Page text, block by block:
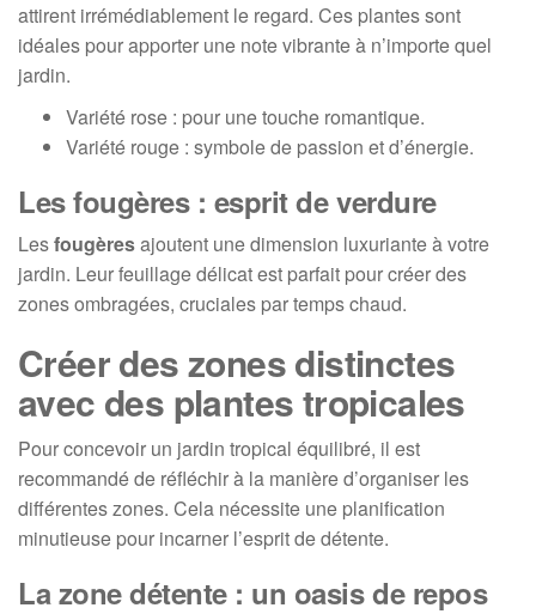
attirent irrémédiablement le regard. Ces plantes sont
idéales pour apporter une note vibrante à n’importe quel
jardin.
Variété rose : pour une touche romantique.
Variété rouge : symbole de passion et d’énergie.
Les fougères : esprit de verdure
Lesfougèresajoutent une dimension luxuriante à votre
jardin. Leur feuillage délicat est parfait pour créer des
zones ombragées, cruciales par temps chaud.
Créer des zones distinctes
avec des plantes tropicales
Pour concevoir un jardin tropical équilibré, il est
recommandé de réfléchir à la manière d’organiser les
différentes zones. Cela nécessite une planification
minutieuse pour incarner l’esprit de détente.
La zone détente : un oasis de repos